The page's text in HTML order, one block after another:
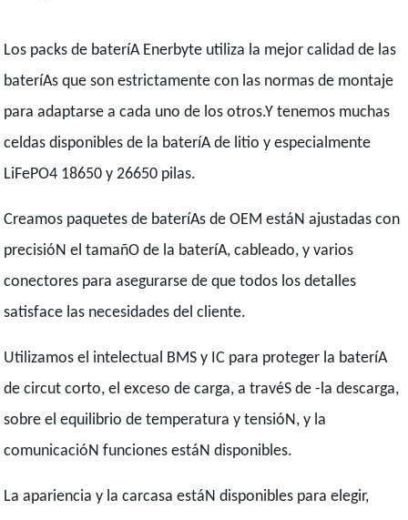
Los packs de bateríA Enerbyte utiliza la mejor calidad de las
bateríAs que son estrictamente con las normas de montaje
para adaptarse a cada uno de los otros.Y tenemos muchas
celdas disponibles de la bateríA de litio y especialmente
LiFePO4 18650 y 26650 pilas.
Creamos paquetes de bateríAs de OEM estáN ajustadas con
precisióN el tamañO de la bateríA, cableado, y varios
conectores para asegurarse de que todos los detalles
satisface las necesidades del cliente.
Utilizamos el intelectual BMS y IC para proteger la bateríA
de circut corto, el exceso de carga, a travéS de -la descarga,
sobre el equilibrio de temperatura y tensióN, y la
comunicacióN funciones estáN disponibles.
La apariencia y la carcasa estáN disponibles para elegir,